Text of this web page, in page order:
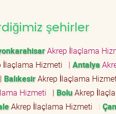
şehirler
Akrep İlaçlama
İlaçlama Hizmeti | Antalya
| BalıkesirAkrep İlaçlama
Hizmeti | BoluAkrep
Akrep İlaçlama Hizmeti |